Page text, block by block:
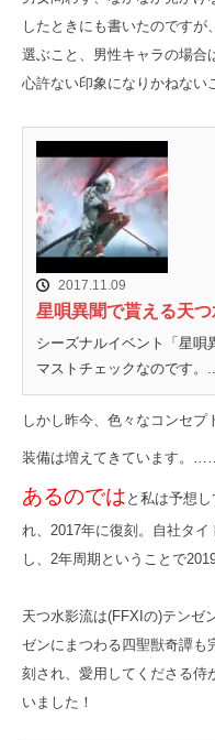
したときにも書いたのですが
選ぶこと、男性キャラの場合
心許ない印象になりかねない
2017.11.09
星唄異聞で貰える天
シーズナルイベント「星唄
マストチェックなのです。
しかし昨今、色々なコンセプ
装備は増えてきています。
あるのでは と私は予想
れ、2017年に復刻。自社タ
し、2年周期ということで
天つ水影流は(FFXIの)テンゼ
ゼンにまつわる四聖獣奇譚も
刻され、愛用してくださる侍
いました！